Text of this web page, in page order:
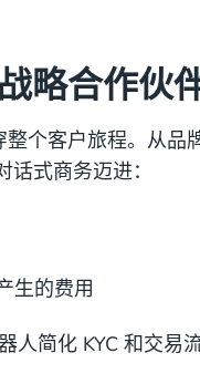
略合作伙
个客户旅程。从品
式商务迈进：
生的费用
人简化 KYC 和交易